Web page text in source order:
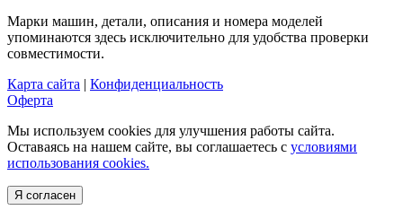
Марки машин, детали, описания и номера моделей
упоминаются здесь исключительно для удобства проверки
совместимости.
Карта сайта | Конфиденциальность
Оферта
Мы используем cookies для улучшения работы сайта.
Оставаясь на нашем сайте, вы соглашаетесь с условиями
использования cookies.
Я согласен